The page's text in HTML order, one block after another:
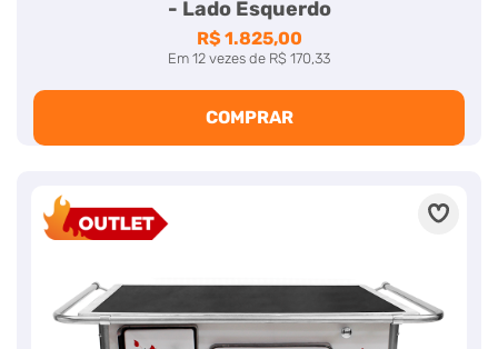
- Lado Esquerdo
R$ 1.825,00
Em 12 vezes de R$ 170,33
COMPRAR